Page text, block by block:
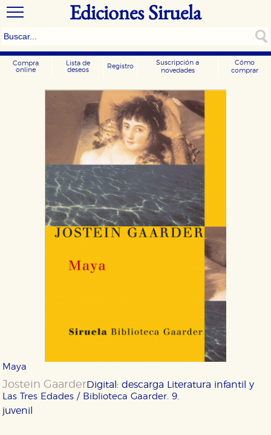
Ediciones Siruela
Compra
online
Lista de
deseos
Registro
Suscripción a
novedades
Cómo
comprar
Maya
Jostein Gaarder
Las Tres Edades / Biblioteca Gaarder. 9.
Digital: descarga Literatura infantil y
juvenil